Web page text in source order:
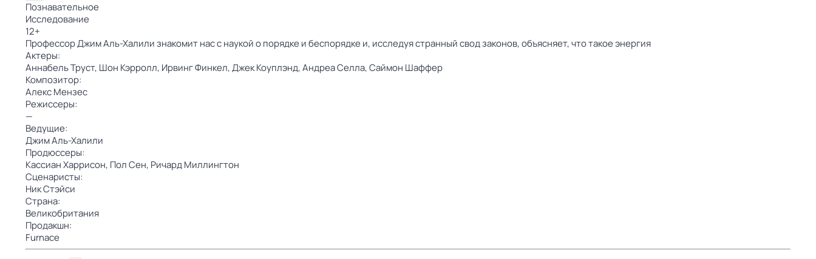
Познавательное
Исследование
12+
Профессор Джим Аль-Халили знакомит нас с наукой о порядке и беспорядке и, исследуя странный свод законов, объясняет, что такое энергия
Актеры:
Аннабель Труст, Шон Кэрролл, Ирвинг Финкел,Джек Коуплэнд,Андреа Селла,Саймон Шаффер
Композитор:
Алекс Мензес
Режиссеры:
—
Ведущие:
Джим Аль-Халили
Продюссеры:
Кассиан Харрисон, Пол Сен, Ричард Миллингтон
Сценаристы:
Ник Стэйси
Страна:
Великобритания
Продакшн:
Furnace